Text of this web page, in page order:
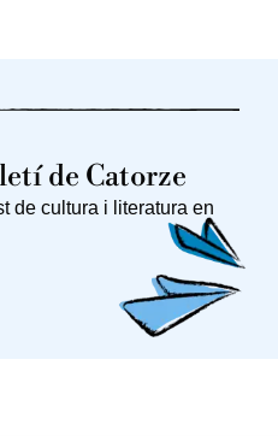
de Catorze
de cultura i literatura en